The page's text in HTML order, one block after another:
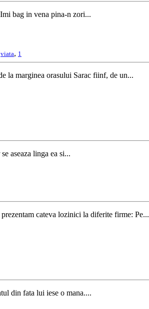
bag in vena pina-n zori...
viata, 1
la marginea orasului Sarac fiinf, de un...
aseaza linga ea si...
cateva lozinici la diferite firme: Pe...
din fata lui iese o mana....